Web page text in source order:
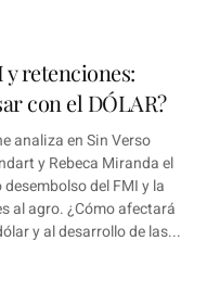
y retenciones:
con el DÓLAR?
analiza en Sin Verso
y Rebeca Miranda el
del FMI y la
al agro. ¿Cómo afectará
y al desarrollo de las...